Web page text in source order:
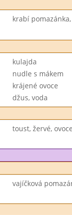
krabí
kulajda
nudle s mákem
krájené ovoce
džus, voda
toust, žervé,
vajíčková